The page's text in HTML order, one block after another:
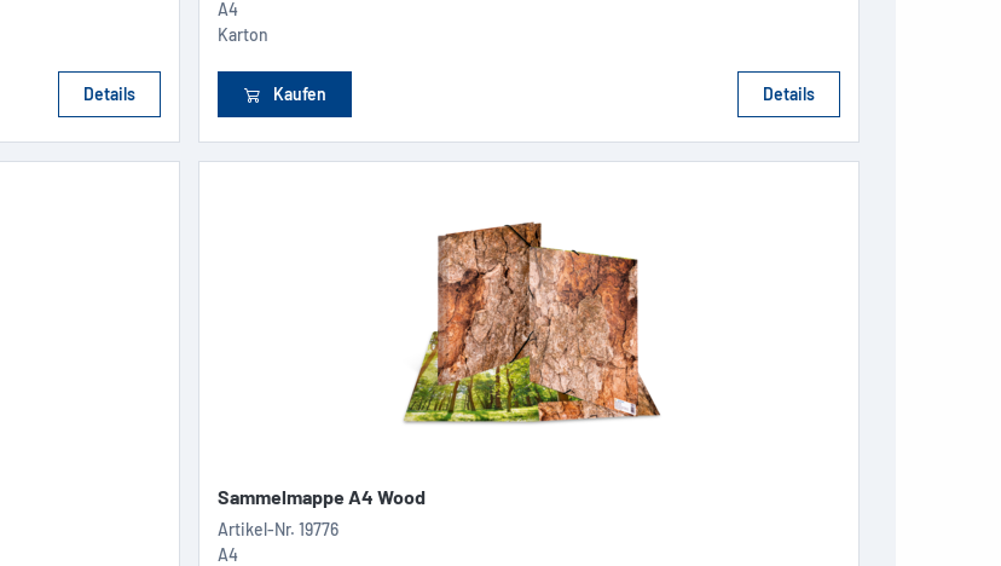
Details
A4
Karton
Kaufen Details
Sammelmappe A4 Wood
Artikel-Nr. 19776
A4